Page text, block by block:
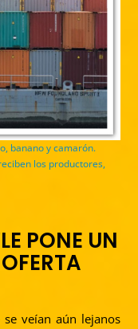
banano y camarón.
los productores,
PONE UN
veían aún lejanos